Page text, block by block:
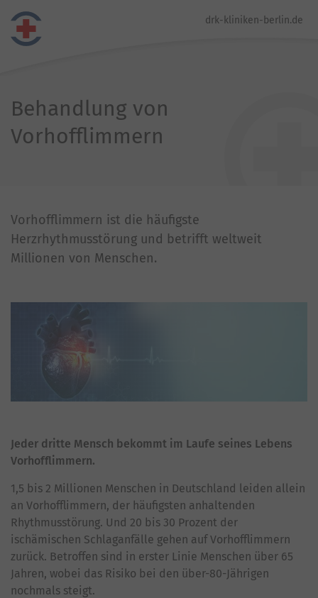
drk-kliniken-berlin.de
Behandlung von
Vorhofflimmern
Vorhofflimmern ist die häufigste
Herzrhythmusstörung und betrifft weltweit
Millionen von Menschen.
Jeder dritte Mensch bekommt im Laufe seines Lebens
Vorhofflimmern.
1,5 bis 2 Millionen Menschen in Deutschland leiden allein
an Vorhofflimmern, der häufigsten anhaltenden
Rhythmusstörung. Und 20 bis 30 Prozent der
ischämischen Schlaganfälle gehen auf Vorhofflimmern
zurück. Betroffen sind in erster Linie Menschen über 65
Jahren, wobei das Risiko bei den über-80-Jährigen
nochmals steigt.